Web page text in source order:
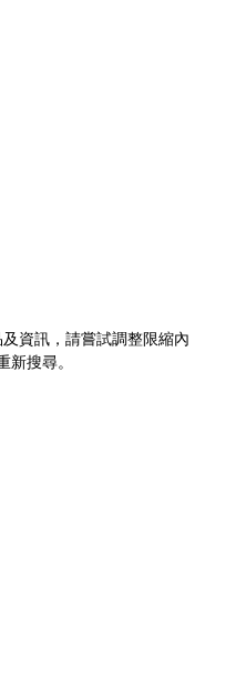
資訊，請嘗試調整限縮內
搜尋。